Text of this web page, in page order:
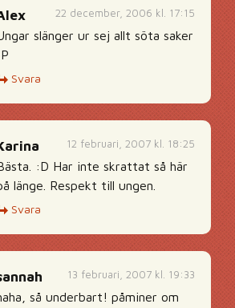
22 december, 2006 kl. 17:15
slänger ur sej allt söta saker
Svara
12 februari, 2007 kl. 18:25
:D Har inte skrattat så här
länge. Respekt till ungen.
Svara
13 februari, 2007 kl. 19:33
så underbart! påminer om